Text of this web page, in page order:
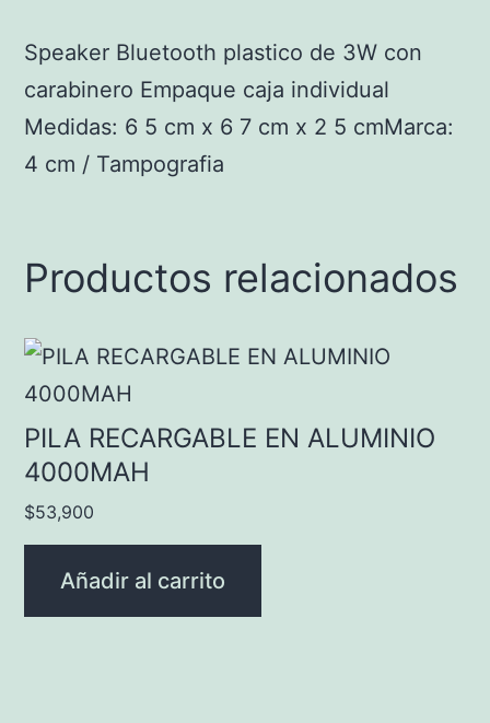
Speaker Bluetooth plastico de 3W con
carabinero Empaque caja individual
Medidas: 6 5 cm x 6 7 cm x 2 5 cmMarca:
4 cm / Tampografia
Productos relacionados
PILA RECARGABLE EN ALUMINIO
4000MAH
$53,900
Añadir al carrito